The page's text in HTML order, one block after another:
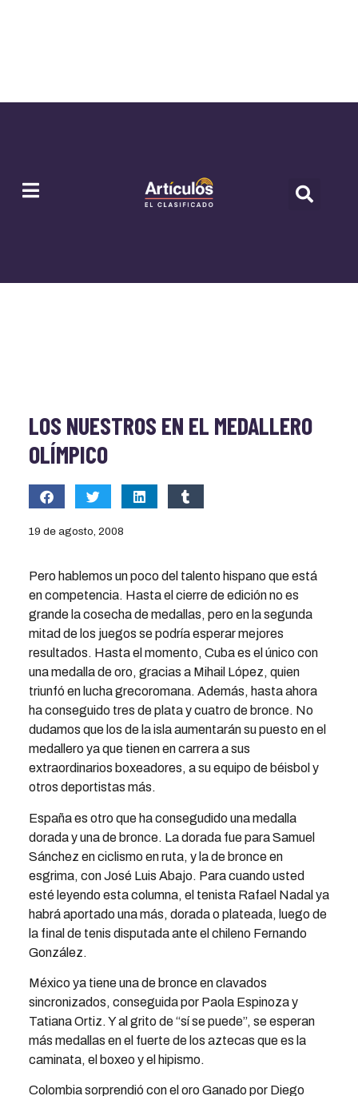
LOS NUESTROS EN EL MEDALLERO
OLÍMPICO
19 de agosto, 2008
Pero hablemos un poco del talento hispano que está
en competencia. Hasta el cierre de edición no es
grande la cosecha de medallas, pero en la segunda
mitad de los juegos se podría esperar mejores
resultados. Hasta el momento, Cuba es el único con
una medalla de oro, gracias a Mihail López, quien
triunfó en lucha grecoromana. Además, hasta ahora
ha conseguido tres de plata y cuatro de bronce. No
dudamos que los de la isla aumentarán su puesto en el
medallero ya que tienen en carrera a sus
extraordinarios boxeadores, a su equipo de béisbol y
otros deportistas más.
España es otro que ha consegudido una medalla
dorada y una de bronce. La dorada fue para Samuel
Sánchez en ciclismo en ruta, y la de bronce en
esgrima, con José Luis Abajo. Para cuando usted
esté leyendo esta columna, el tenista Rafael Nadal ya
habrá aportado una más, dorada o plateada, luego de
la final de tenis disputada ante el chileno Fernando
González.
México ya tiene una de bronce en clavados
sincronizados, conseguida por Paola Espinoza y
Tatiana Ortiz. Y al grito de “sí se puede”, se esperan
más medallas en el fuerte de los aztecas que es la
caminata, el boxeo y el hipismo.
Colombia sorprendió con el oro Ganado por Diego